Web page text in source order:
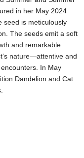
in her May 2024
seed is meticulously
The seeds emit a soft
and remarkable
nature—attentive and
In May
Dandelion and Cat